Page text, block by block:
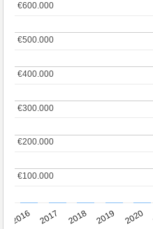
2016 2017 2018 2019 2020
€100.000
€100.000
€200.000
€200.000
€300.000
€300.000
€400.000
€400.000
€500.000
€500.000
€600.000
€600.000